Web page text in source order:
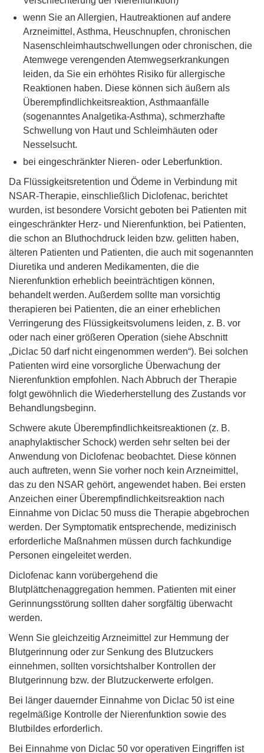
wenn Sie an Allergien, Hautreaktionen auf andere
Arzneimittel, Asthma, Heuschnupfen, chronischen
Nasenschleimhautschwellungen oder chronischen, die
Atemwege verengenden Atemwegserkrankungen
leiden, da Sie ein erhöhtes Risiko für allergische
Reaktionen haben. Diese können sich äußern als
Überempfindlichkeitsreaktion, Asthmaanfälle
(sogenanntes Analgetika-Asthma), schmerzhafte
Schwellung von Haut und Schleimhäuten oder
Nesselsucht.
bei eingeschränkter Nieren- oder Leberfunktion.
Da Flüssigkeitsretention und Ödeme in Verbindung mit
NSAR-Therapie, einschließlich Diclofenac, berichtet
wurden, ist besondere Vorsicht geboten bei Patienten mit
eingeschränkter Herz- und Nierenfunktion, bei Patienten,
die schon an Bluthochdruck leiden bzw. gelitten haben,
älteren Patienten und Patienten, die auch mit sogenannten
Diuretika und anderen Medikamenten, die die
Nierenfunktion erheblich beeinträchtigen können,
behandelt werden. Außerdem sollte man vorsichtig
therapieren bei Patienten, die an einer erheblichen
Verringerung des Flüssigkeitsvolumens leiden, z. B. vor
oder nach einer größeren Operation (siehe Abschnitt
„Diclac 50 darf nicht eingenommen werden“). Bei solchen
Patienten wird eine vorsorgliche Überwachung der
Nierenfunktion empfohlen. Nach Abbruch der Therapie
folgt gewöhnlich die Wiederherstellung des Zustands vor
Behandlungsbeginn.
Schwere akute Überempfindlichkeitsreaktionen (z. B.
anaphylaktischer Schock) werden sehr selten bei der
Anwendung von Diclofenac beobachtet. Diese können
auch auftreten, wenn Sie vorher noch kein Arzneimittel,
das zu den NSAR gehört, angewendet haben. Bei ersten
Anzeichen einer Überempfindlichkeitsreaktion nach
Einnahme von Diclac 50 muss die Therapie abgebrochen
werden. Der Symptomatik entsprechende, medizinisch
erforderliche Maßnahmen müssen durch fachkundige
Personen eingeleitet werden.
Diclofenac kann vorübergehend die
Blutplättchenaggregation hemmen. Patienten mit einer
Gerinnungsstörung sollten daher sorgfältig überwacht
werden.
Wenn Sie gleichzeitig Arzneimittel zur Hemmung der
Blutgerinnung oder zur Senkung des Blutzuckers
einnehmen, sollten vorsichtshalber Kontrollen der
Blutgerinnung bzw. der Blutzuckerwerte erfolgen.
Bei länger dauernder Einnahme von Diclac 50 ist eine
regelmäßige Kontrolle der Nierenfunktion sowie des
Blutbildes erforderlich.
Bei Einnahme von Diclac 50 vor operativen Eingriffen ist